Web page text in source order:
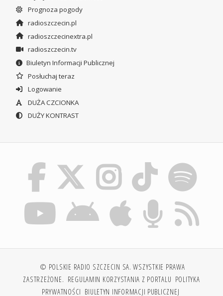
Prognoza pogody
radioszczecin.pl
radioszczecinextra.pl
radioszczecin.tv
Biuletyn Informacji Publicznej
Posłuchaj teraz
Logowanie
DUŻA CZCIONKA
DUŻY KONTRAST
© POLSKIE RADIO SZCZECIN SA. WSZYSTKIE PRAWA
ZASTRZEŻONE. REGULAMIN KORZYSTANIA Z PORTALU POLITYKA
PRYWATNOŚCI BIULETYN INFORMACJI PUBLICZNEJ